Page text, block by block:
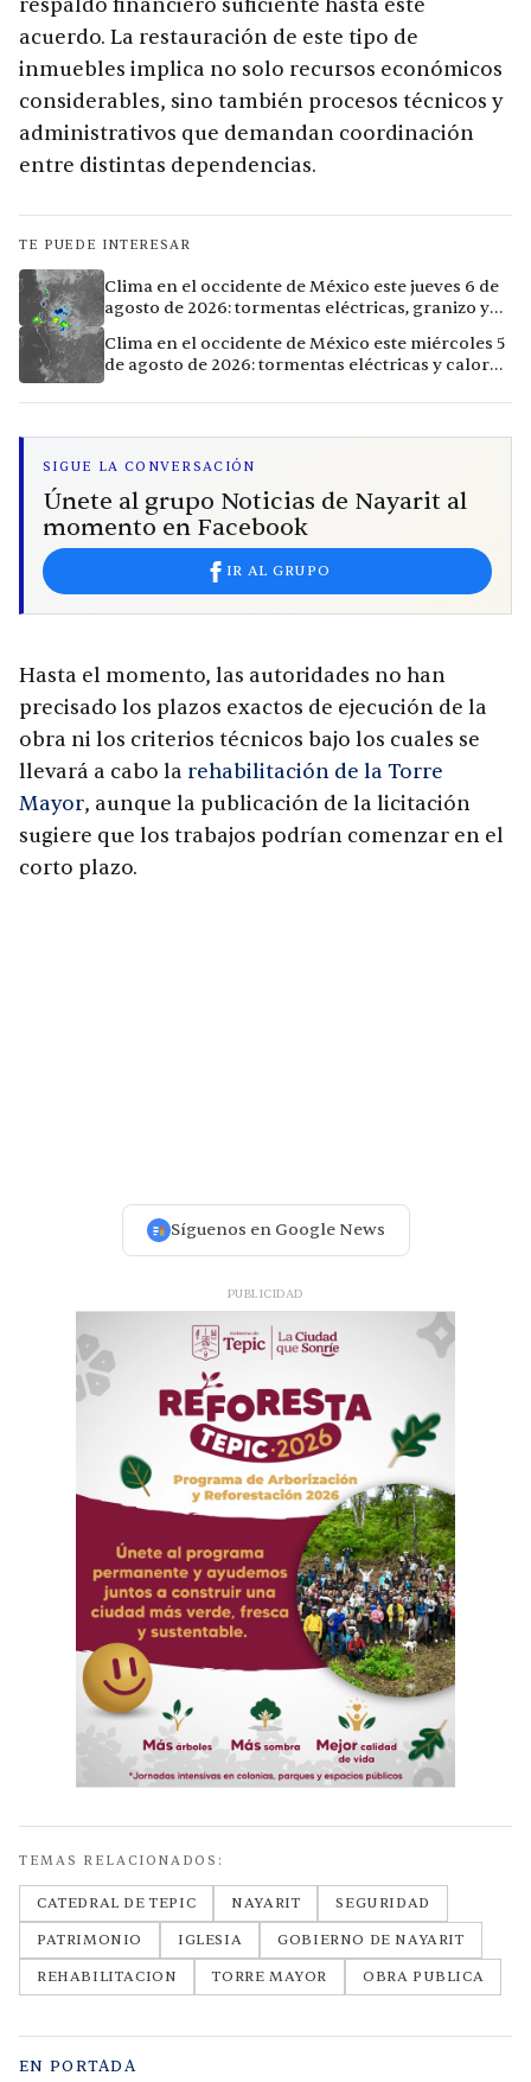
respaldo financiero suficiente hasta este
acuerdo. La restauración de este tipo de
inmuebles implica no solo recursos económicos
considerables, sino también procesos técnicos y
administrativos que demandan coordinación
entre distintas dependencias.
TE PUEDE INTERESAR
Clima en el occidente de México este jueves 6 de
agosto de 2026: tormentas eléctricas, granizo y
Clima en el occidente de México este miércoles 5
de agosto de 2026: tormentas eléctricas y calor
SIGUE LA CONVERSACIÓN
Únete al grupo Noticias de Nayarit al
momento en Facebook
IR AL GRUPO
Hasta el momento, las autoridades no han
precisado los plazos exactos de ejecución de la
obra ni los criterios técnicos bajo los cuales se
llevará a cabo la rehabilitación de la Torre
Mayor, aunque la publicación de la licitación
sugiere que los trabajos podrían comenzar en el
corto plazo.
Síguenos en Google News
PUBLICIDAD
TEMAS RELACIONADOS:
CATEDRAL DE TEPIC NAYARIT
SEGURIDAD
PATRIMONIO
IGLESIA
GOBIERNO DE NAYARIT
REHABILITACION
TORRE MAYOR OBRA PUBLICA
EN PORTADA